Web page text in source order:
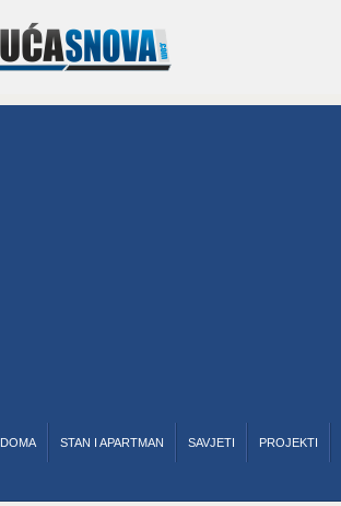
STAN I APARTMAN SAVJETI PROJEKTI